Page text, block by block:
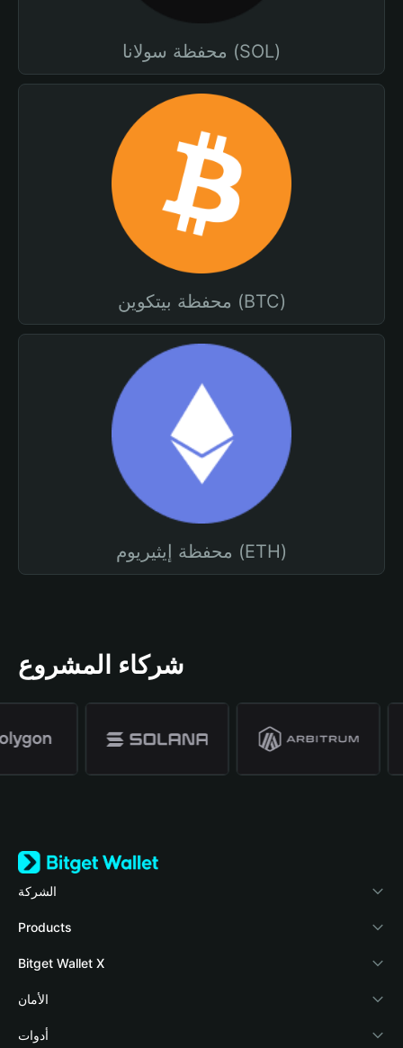
محفظة سولانا (SOL)
محفظة بيتكوين (BTC)
محفظة إيثيريوم (ETH)
شركاء المشروع
الشركة
المدونة
الأكاديمية
أخبار العملات المشفرة
Products
Crypto Card
Stablecoin Earn
Payfi Crypto
Bitget Wallet X
المطورون
ربط المحفظة
الأمان
صندوق الحماية
أدوات